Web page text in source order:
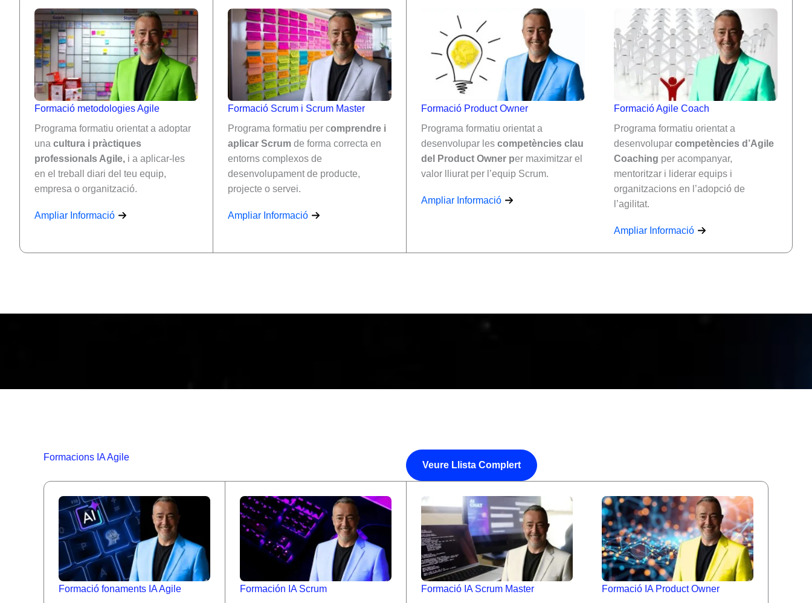
Formació metodologies Agile
Programa formatiu orientat a adoptar
una cultura i pràctiques
professionals Agile, i a aplicar-les
en el treball diari del teu equip,
empresa o organització.
Ampliar Informació
Formació Scrum i Scrum Master
Programa formatiu per comprendre i
aplicar Scrum de forma correcta en
entorns complexos de
desenvolupament de producte,
projecte o servei.
Ampliar Informació
Formació Product Owner
Programa formatiu orientat a
desenvolupar les competències clau
del Product Owner per maximitzar el
valor lliurat per l’equip Scrum.
Ampliar Informació
Formació Agile Coach
Programa formatiu orientat a
desenvolupar competències d’Agile
Coaching per acompanyar,
mentoritzar i liderar equips i
organitzacions en l’adopció de
l’agilitat.
Ampliar Informació
Formacions IA Agile
Veure Llista Complert
Formació fonaments IA Agile
Formación IA Scrum
Formació IA Scrum Master
Formació IA Product Owner